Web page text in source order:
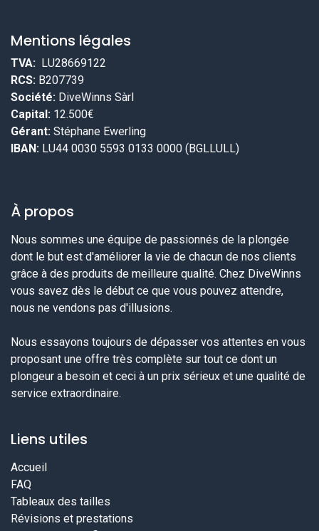
Mentions légales
TVA: LU28669122
RCS: B207739
Société: DiveWinns Sàrl
Capital: 12.500€
Gérant: Stéphane Ewerling
IBAN: LU44 0030 5593 0133 0000 (BGLLULL)
À propos
Nous sommes une équipe de passionnés de la plongée
dont le but est d'améliorer la vie de chacun de nos clients
grâce à des produits de meilleure qualité. Chez DiveWinns
vous savez dès le début ce que vous pouvez attendre,
nous ne vendons pas d'illusions.
Nous essayons toujours de dépasser vos attentes en vous
proposant une offre très complète sur tout ce dont un
plongeur a besoin et ceci à un prix sérieux et une qualité de
service extraordinaire.
Liens utiles
Accueil
FAQ
Tableaux des tailles
Révisions et prestations